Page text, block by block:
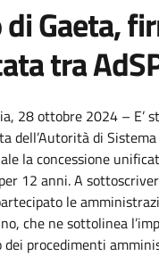
Gaeta,
tra
28 ottobre 2024 – E’
dell’Autorità di
la concessione
12 anni. A
le
che ne sottolinea
procedimenti